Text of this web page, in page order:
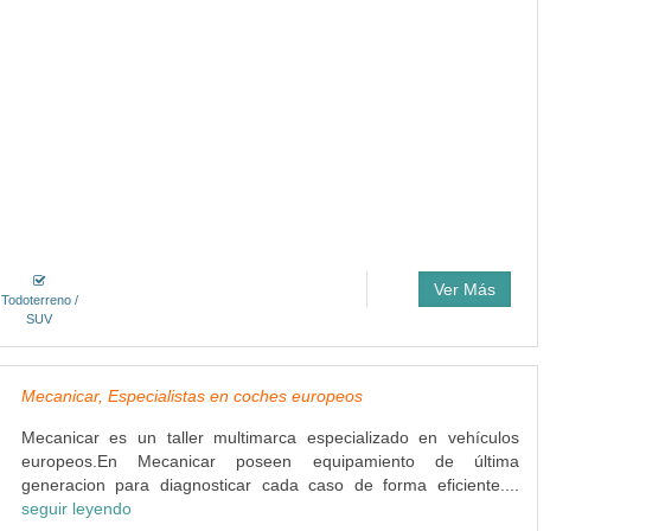
Todoterreno /
SUV
Ver Más
Mecanicar, Especialistas en coches europeos
Mecanicar es un taller multimarca especializado en vehículos
europeos.En Mecanicar poseen equipamiento de última
generacion para diagnosticar cada caso de forma eficiente....
seguir leyendo